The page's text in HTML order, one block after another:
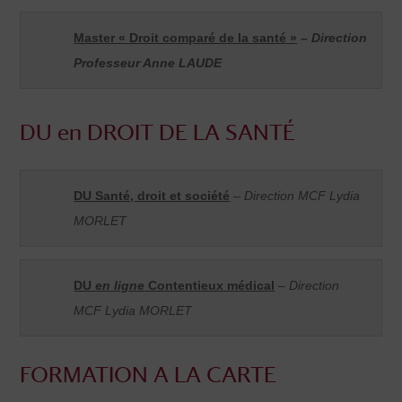
Master « Droit comparé de la santé » – Direction
Professeur Anne LAUDE
DU en DROIT DE LA SANTÉ
DU Santé, droit et société – Direction MCF Lydia
MORLET
DU en ligne Contentieux médical – Direction
MCF Lydia MORLET
FORMATION A LA CARTE